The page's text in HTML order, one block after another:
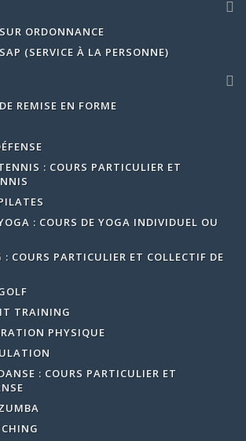
ORDONNANCE
(SERVICE À LA PERSONNE)
REMISE EN FORME
: COURS PARTICULIER ET
: COURS DE YOGA INDIVIDUEL OU
COURS PARTICULIER ET COLLECTIF DE
TRAINING
PHYSIQUE
: COURS PARTICULIER ET